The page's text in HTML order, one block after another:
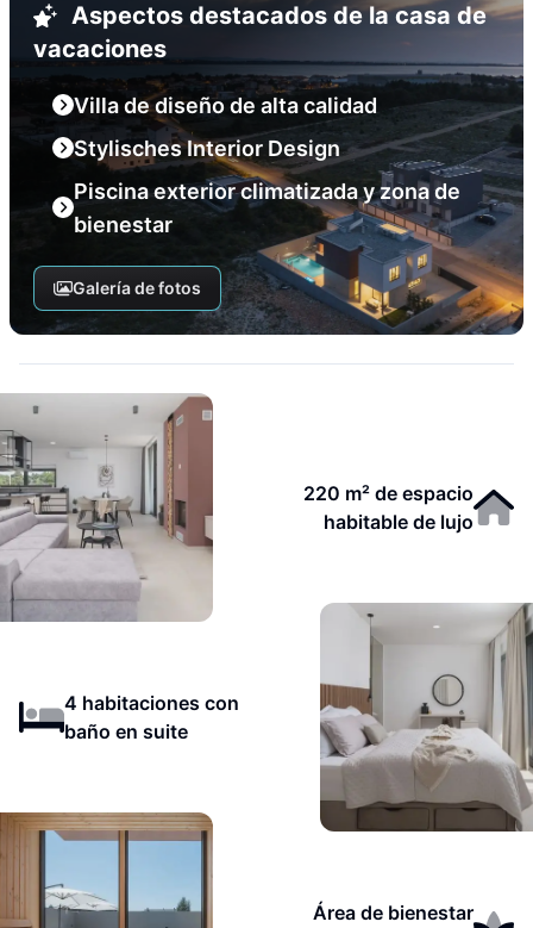
Aspectos destacados de la casa de
vacaciones
Villa de diseño de alta calidad
Stylisches Interior Design
Piscina exterior climatizada y zona de
bienestar
Galería de fotos
220 m² de espacio
habitable de lujo
4 habitaciones con
baño en suite
Área de bienestar